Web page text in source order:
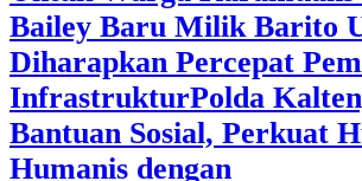
Bailey Baru Milik Barito
Diharapkan Percepat
InfrastrukturPolda
Bantuan Sosial, Perkuat
Humanis dengan